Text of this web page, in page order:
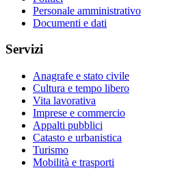
Personale amministrativo
Documenti e dati
Servizi
Anagrafe e stato civile
Cultura e tempo libero
Vita lavorativa
Imprese e commercio
Appalti pubblici
Catasto e urbanistica
Turismo
Mobilità e trasporti